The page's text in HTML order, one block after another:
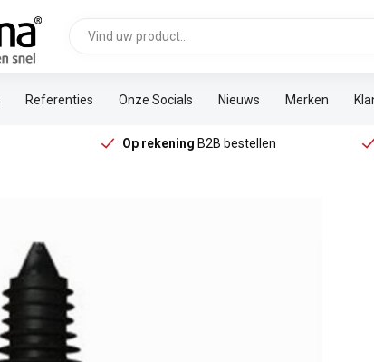
Referenties Onze Socials Nieuws Merken
Op rekening B2B bestellen